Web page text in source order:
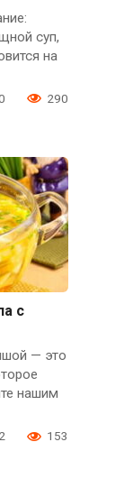
суп,
на
290
с
— это
нашим
2 153